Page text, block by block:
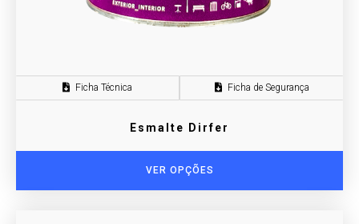
Ficha Técnica Ficha de Segurança
Esmalte Dirfer
VER OPÇÕES